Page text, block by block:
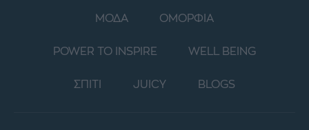
ΜΟΔΑ ΟΜΟΡΦΙΑ
POWER TO INSPIRE WELL BEING
ΣΠΙΤΙ JUICY BLOGS